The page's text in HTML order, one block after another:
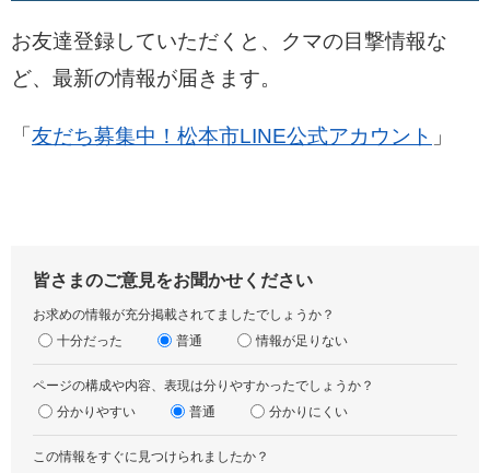
お友達登録していただくと、クマの目撃情報な
ど、最新の情報が届きます。​
「 友だち募集中！松本市LINE公式アカウント 」
皆さまのご意見をお聞かせください
お求めの情報が充分掲載されてましたでしょうか？
十分だった
普通 情報が足りない
ページの構成や内容、表現は分りやすかったでしょうか？
分かりやすい
普通 分かりにくい
この情報をすぐに見つけられましたか？